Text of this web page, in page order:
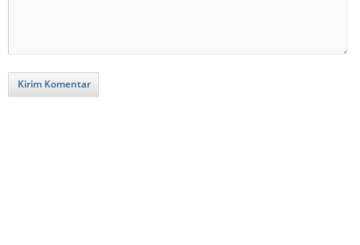
Kirim Komentar